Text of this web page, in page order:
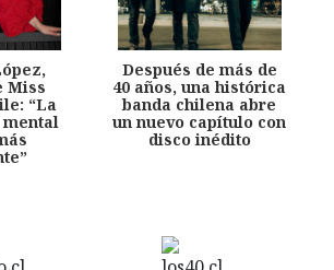
Miss
“La
Después de más de
40 años, una histórica
banda chilena abre
un nuevo capítulo con
disco inédito